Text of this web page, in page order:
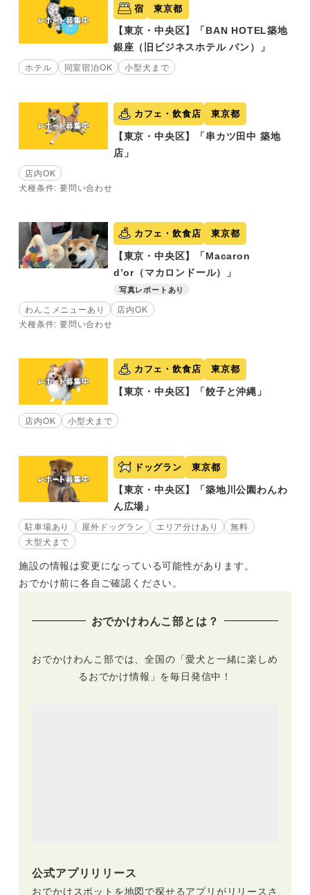
宿 東京都
【東京・中央区】「BAN HOTEL築地
銀座（旧ビジネスホテル バン）」
ホテル 同室宿泊OK 小型犬まで
カフェ・飲食店 東京都
【東京・中央区】「串カツ田中 築地
店」
店内OK
犬種条件: 要問い合わせ
カフェ・飲食店 東京都
【東京・中央区】「Macaron
d’or（マカロンドール）」
写真レポートあり
わんこメニューあり
店内OK
犬種条件: 要問い合わせ
カフェ・飲食店 東京都
【東京・中央区】「餃子と沖縄」
店内OK 小型犬まで
ドッグラン 東京都
【東京・中央区】「築地川公園わんわ
ん広場」
駐車場あり 屋外ドッグラン エリア分けあり
無料
大型犬まで
施設の情報は変更になっている可能性があります。
おでかけ前に各自ご確認ください。
おでかけわんこ部とは？
おでかけわんこ部では、全国の「愛犬と一緒に楽しめ
るおでかけ情報」を毎日発信中！
公式アプリリリース
おでかけスポットを地図で探せるアプリがリリースさ